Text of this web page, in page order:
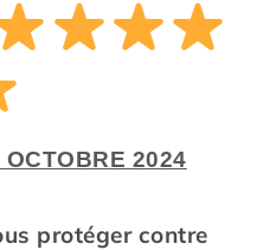
2024
protéger contre